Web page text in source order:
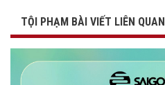
TỘI PHẠM BÀI VIẾT LIÊN QUAN